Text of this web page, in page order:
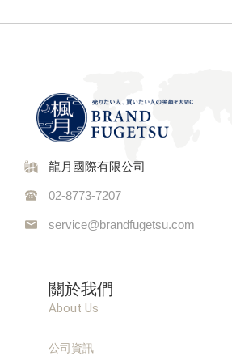
龍月國際有限公司
02-8773-7207
service@brandfugetsu.com
關於我們
About Us
公司資訊